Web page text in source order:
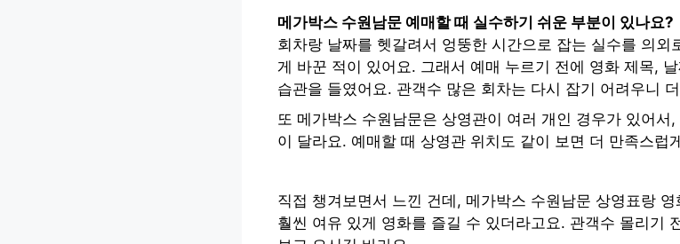
메가박스 수원남문 예매할 때 실수하기 쉬운 부분이 있나요?
회차랑 날짜를 헷갈려서 엉뚱한 시간으로 잡는 실수를 의
게 바꾼 적이 있어요. 그래서 예매 누르기 전에 영화 제목,
습관을 들였어요. 관객수 많은 회차는 다시 잡기 어려우니
또 메가박스 수원남문은 상영관이 여러 개인 경우가 있어서
이 달라요. 예매할 때 상영관 위치도 같이 보면 더 만족스럽
직접 챙겨보면서 느낀 건데, 메가박스 수원남문 상영표랑
훨씬 여유 있게 영화를 즐길 수 있더라고요. 관객수 몰리기